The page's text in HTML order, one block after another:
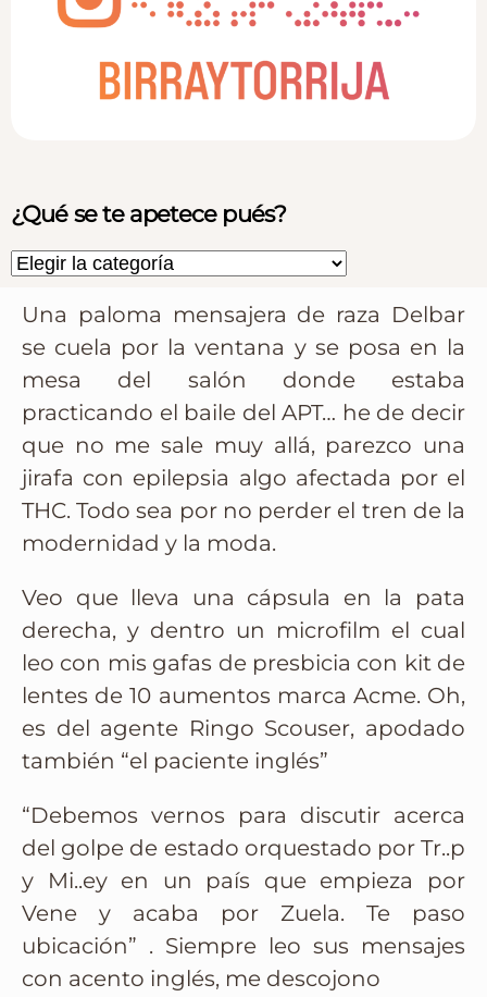
Una paloma mensajera de raza Delbar
se cuela por la ventana y se posa en la
mesa del salón donde estaba
practicando el baile del APT… he de decir
que no me sale muy allá, parezco una
jirafa con epilepsia algo afectada por el
THC. Todo sea por no perder el tren de la
modernidad y la moda.
Veo que lleva una cápsula en la pata
derecha, y dentro un microfilm el cual
leo con mis gafas de presbicia con kit de
lentes de 10 aumentos marca Acme. Oh,
es del agente Ringo Scouser, apodado
también “el paciente inglés”
“Debemos vernos para discutir acerca
del golpe de estado orquestado por Tr..p
y Mi..ey en un país que empieza por
Vene y acaba por Zuela. Te paso
ubicación” . Siempre leo sus mensajes
con acento inglés, me descojono
¿Qué se te apetece pués?